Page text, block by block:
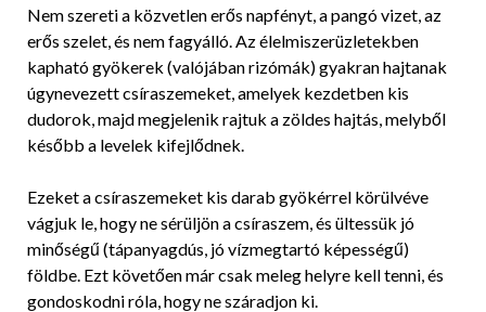
Nem szereti a közvetlen erős napfényt, a pangó vizet, az
erős szelet, és nem fagyálló. Az élelmiszerüzletekben
kapható gyökerek (valójában rizómák) gyakran hajtanak
úgynevezett csíraszemeket, amelyek kezdetben kis
dudorok, majd megjelenik rajtuk a zöldes hajtás, melyből
később a levelek kifejlődnek.
Ezeket a csíraszemeket kis darab gyökérrel körülvéve
vágjuk le, hogy ne sérüljön a csíraszem, és ültessük jó
minőségű (tápanyagdús, jó vízmegtartó képességű)
földbe. Ezt követően már csak meleg helyre kell tenni, és
gondoskodni róla, hogy ne száradjon ki.